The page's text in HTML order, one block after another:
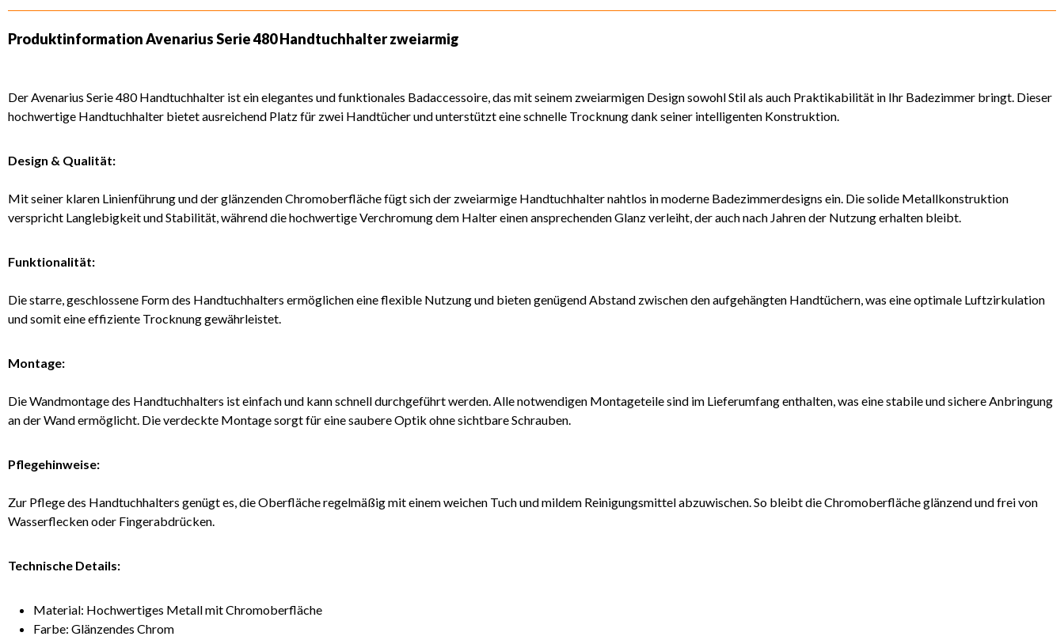
ProduktinformationAvenarius Serie 480 Handtuchhalter zweiarmig
Der Avenarius Serie 480 Handtuchhalter ist ein elegantes und funktionales Badaccessoire, das mit seinem zweiarmigen Design sowohl Stil als auch Praktikabilität in Ihr Badezimmer bringt. Dieser
hochwertige Handtuchhalter bietet ausreichend Platz für zwei Handtücher und unterstützt eine schnelle Trocknung dank seiner intelligenten Konstruktion.
Design & Qualität:
Mit seiner klaren Linienführung und der glänzenden Chromoberfläche fügt sich der zweiarmige Handtuchhalter nahtlos in moderne Badezimmerdesigns ein. Die solide Metallkonstruktion
verspricht Langlebigkeit und Stabilität, während die hochwertige Verchromung dem Halter einen ansprechenden Glanz verleiht, der auch nach Jahren der Nutzung erhalten bleibt.
Funktionalität:
Die starre, geschlossene Form des Handtuchhalters ermöglichen eine flexible Nutzung und bieten genügend Abstand zwischen den aufgehängten Handtüchern, was eine optimale Luftzirkulation
und somit eine effiziente Trocknung gewährleistet.
Montage:
Die Wandmontage des Handtuchhalters ist einfach und kann schnell durchgeführt werden. Alle notwendigen Montageteile sind im Lieferumfang enthalten, was eine stabile und sichere Anbringung
an der Wand ermöglicht. Die verdeckte Montage sorgt für eine saubere Optik ohne sichtbare Schrauben.
Pflegehinweise:
Zur Pflege des Handtuchhalters genügt es, die Oberfläche regelmäßig mit einem weichen Tuch und mildem Reinigungsmittel abzuwischen. So bleibt die Chromoberfläche glänzend und frei von
Wasserflecken oder Fingerabdrücken.
Technische Details:
Material: Hochwertiges Metall mit Chromoberfläche
Farbe: Glänzendes Chrom